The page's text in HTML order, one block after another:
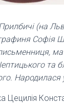
(на
Софія
та
Народилася
Цецилія